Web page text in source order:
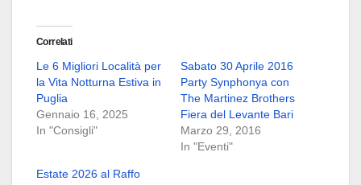
Correlati
Le 6 Migliori Località per
la Vita Notturna Estiva in
Puglia
Gennaio 16, 2025
In "Consigli"
Sabato 30 Aprile 2016
Party Synphonya con
The Martinez Brothers
Fiera del Levante Bari
Marzo 29, 2016
In "Eventi"
Estate 2026 al Raffo